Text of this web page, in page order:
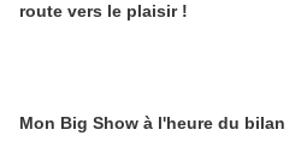
route vers le plaisir !
Mon Big Show à l'heure du bilan